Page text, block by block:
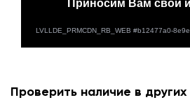
Проверить наличие в